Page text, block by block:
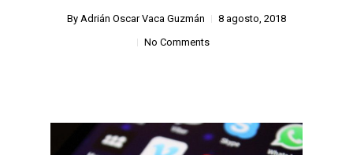
By Adrián Oscar Vaca Guzmán
8 agosto, 2018
No Comments